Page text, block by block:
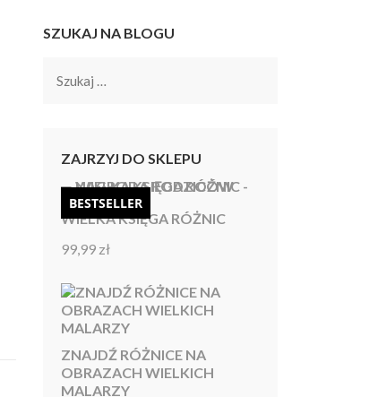
SZUKAJ NA BLOGU
Szukaj:
ZAJRZYJ DO SKLEPU
BESTSELLER
WIELKA KSIĘGA RÓŻNIC
Oceniono
99,99 zł
ZNAJDŹ RÓŻNICE NA
OBRAZACH WIELKICH
MALARZY